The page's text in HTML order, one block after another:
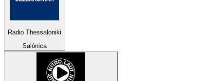
Radio Thessaloniki
Salónica